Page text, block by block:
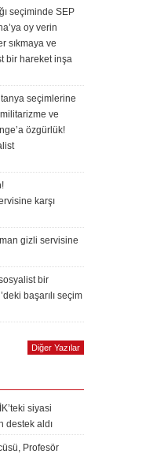
seçiminde SEP
oy verin
sıkmaya ve
bir hareket inşa
seçimlerine
militarizme ve
özgürlük!
karşı
gizli servisine
bir
başarılı seçim
Diğer Yazılar
siyasi
destek aldı
Profesör